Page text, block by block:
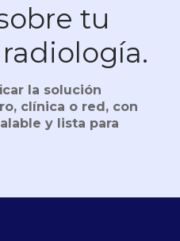
tu
la solución
clínica o red, con
y lista para